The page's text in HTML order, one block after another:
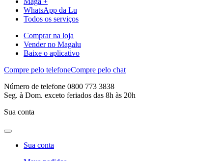
WhatsApp da Lu
Todos os serviços
Comprar na loja
Vender no Magalu
Baixe o aplicativo
Compre pelo telefoneCompre pelo chat
Número de telefone 0800 773 3838
Seg. à Dom. exceto feriados das 8h às 20h
Sua conta
Sua conta